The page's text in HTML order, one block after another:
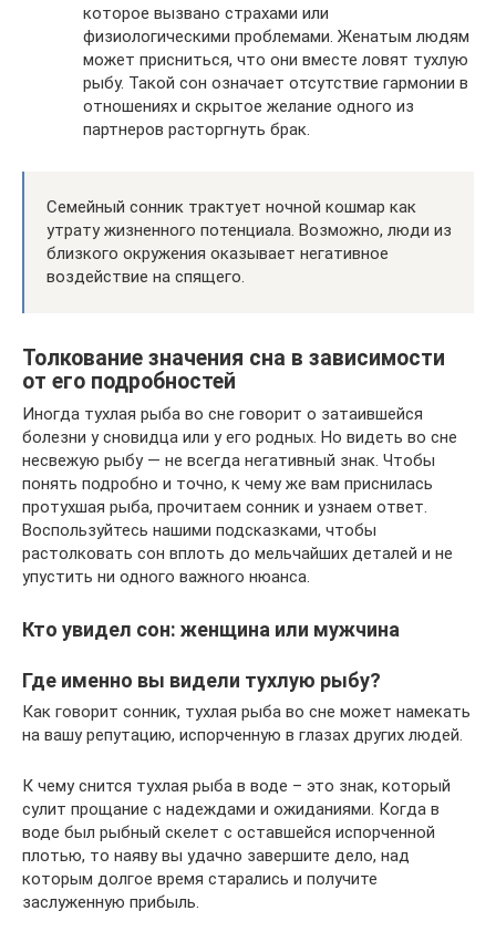
которое вызвано страхами или
физиологическими проблемами. Женатым людям
может присниться, что они вместе ловят тухлую
рыбу. Такой сон означает отсутствие гармонии в
отношениях и скрытое желание одного из
партнеров расторгнуть брак.
Семейный сонник трактует ночной кошмар как
утрату жизненного потенциала. Возможно, люди из
близкого окружения оказывает негативное
воздействие на спящего.
Толкование значения сна в зависимости
от его подробностей
Иногда тухлая рыба во сне говорит о затаившейся
болезни у сновидца или у его родных. Но видеть во сне
несвежую рыбу — не всегда негативный знак. Чтобы
понять подробно и точно, к чему же вам приснилась
протухшая рыба, прочитаем сонник и узнаем ответ.
Воспользуйтесь нашими подсказками, чтобы
растолковать сон вплоть до мельчайших деталей и не
упустить ни одного важного нюанса.
Кто увидел сон: женщина или мужчина
Где именно вы видели тухлую рыбу?
Как говорит сонник, тухлая рыба во сне может намекать
на вашу репутацию, испорченную в глазах других людей.
К чему снится тухлая рыба в воде – это знак, который
сулит прощание с надеждами и ожиданиями. Когда в
воде был рыбный скелет с оставшейся испорченной
плотью, то наяву вы удачно завершите дело, над
которым долгое время старались и получите
заслуженную прибыль.